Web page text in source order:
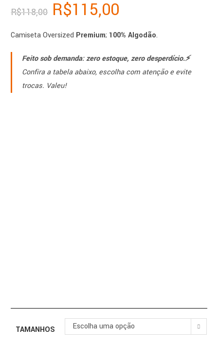
R$118,00 R$115,00
Camiseta Oversized Premium; 100% Algodão.
Feito sob demanda: zero estoque, zero desperdício.⚡️
Confira a tabela abaixo, escolha com atenção e evite
trocas. Valeu!
TAMANHOS Escolha uma opção